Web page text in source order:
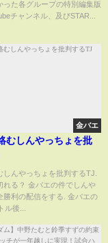
った各グループの特別編集版
チャンネル、及びSTAR...
金バエ
むしんやっちょを批
しんやっちょを批判するTJ.
れる？ 金バエの件でしんや
勝利の配信をする. 金バエの
ル後...